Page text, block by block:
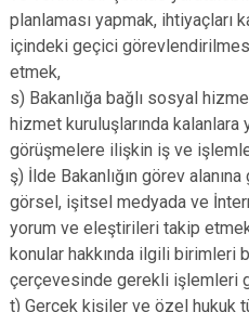
planlaması yapmak, ihtiyaçları
içindeki geçici
etmek,
s) Bakanlığa bağlı sosyal
hizmet kuruluşlarında kalanlara
görüşmelere ilişkin iş ve
ş) İlde Bakanlığın görev
görsel, işitsel medyada ve
yorum ve eleştirileri takip
konular hakkında ilgili birimleri
çerçevesinde gerekli işlemleri
t) Gerçek kişiler ve özel hukuk